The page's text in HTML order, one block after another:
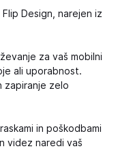
Design, narejen iz
za vaš mobilni
ali uporabnost.
zapiranje zelo
in poškodbami
videz naredi vaš